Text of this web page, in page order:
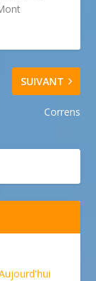
SUIVANT
Correns